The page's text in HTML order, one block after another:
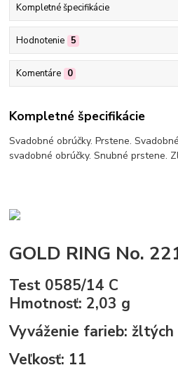
Kompletné špecifikácie
Hodnotenie 5
Komentáre 0
Kompletné špecifikácie
Svadobné obrúčky. Prstene.
svadobné obrúčky. Snubné prstene.
GOLD RING No.
Test 0585/14 C
Hmotnosť: 2,03 g
Vyváženie farieb: žltých
Veľkosť: 11